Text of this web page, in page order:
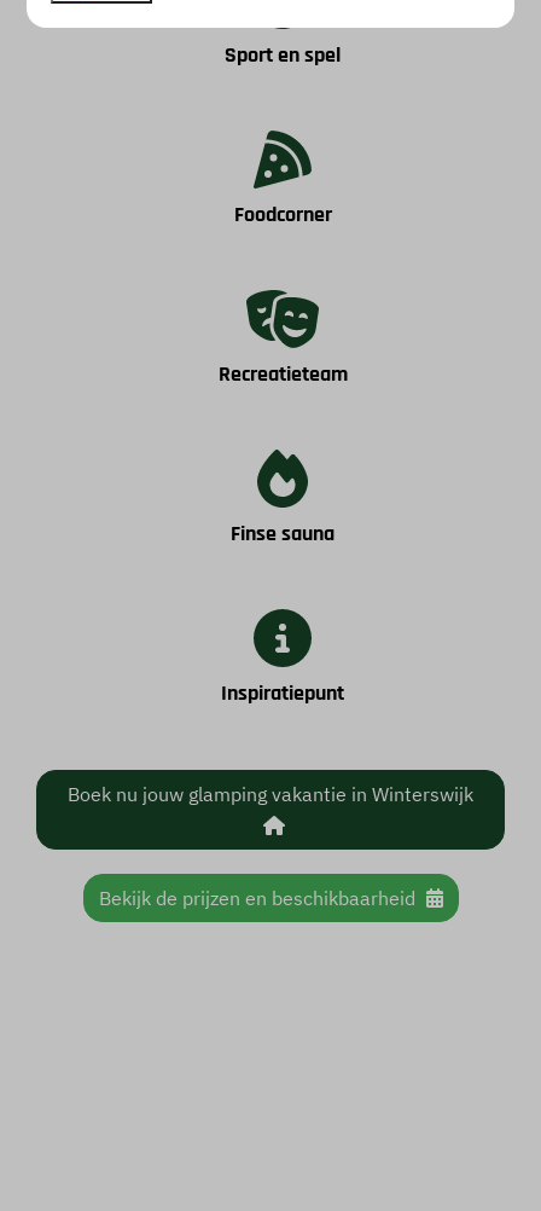
Sport en spel
Foodcorner
Recreatieteam
Finse sauna
Inspiratiepunt
Boek nu jouw glamping vakantie in Winterswijk
Bekijk de prijzen en beschikbaarheid